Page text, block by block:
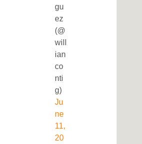
gu
ez
(@
will
ian
co
nti
g)
Ju
ne
11,
20